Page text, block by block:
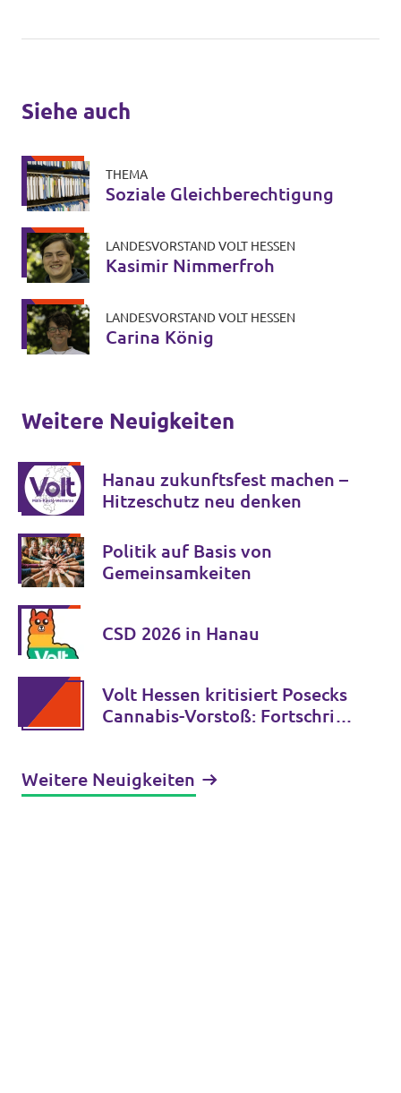
Siehe auch
THEMA
Soziale Gleichberechtigung
LANDESVORSTAND VOLT HESSEN
Kasimir Nimmerfroh
LANDESVORSTAND VOLT HESSEN
Carina König
Weitere Neuigkeiten
Hanau zukunftsfest machen –
Hitzeschutz neu denken
Politik auf Basis von
Gemeinsamkeiten
CSD 2026 in Hanau
Volt Hessen kritisiert Posecks
Cannabis-Vorstoß: Fortschritt
Weitere Neuigkeiten